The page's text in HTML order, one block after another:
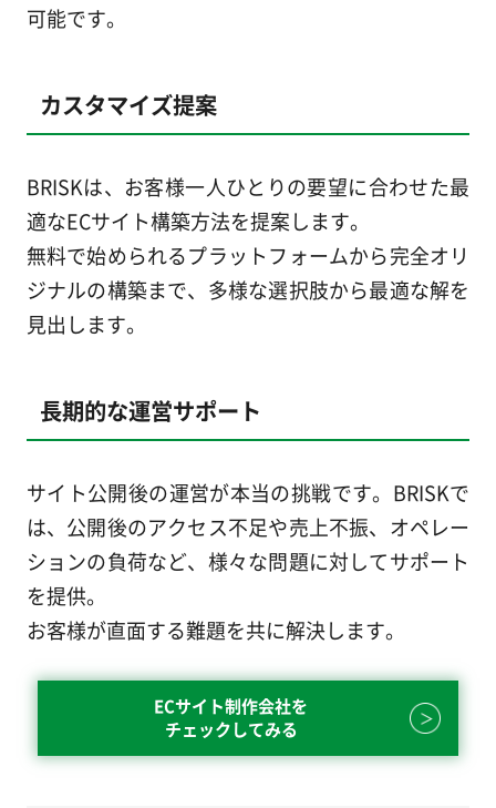
可能です。
カスタマイズ提案
BRISKは、お客様一人ひとりの要望に合わせた最
適なECサイト構築方法を提案します。
無料で始められるプラットフォームから完全オリ
ジナルの構築まで、多様な選択肢から最適な解を
見出します。
長期的な運営サポート
サイト公開後の運営が本当の挑戦です。BRISKで
は、公開後のアクセス不足や売上不振、オペレー
ションの負荷など、様々な問題に対してサポート
を提供。
お客様が直面する難題を共に解決します。
ECサイト制作会社を
チェックしてみる